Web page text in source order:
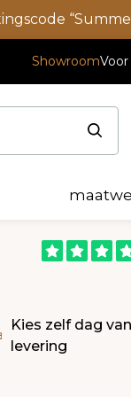
Showroom
Kies zelf dag van
levering